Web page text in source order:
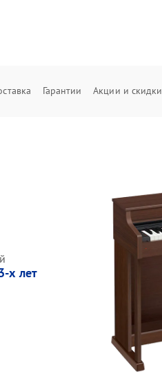
Гарантии Акции и скидки
х лет